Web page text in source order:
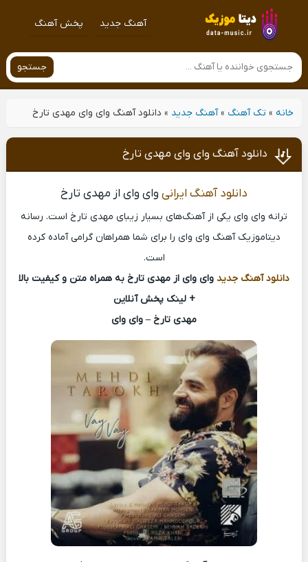
آهنگ جدید پخش آهنگ
جستجو
خانه» تک آهنگ »آهنگ جدید » دانلود آهنگ وای وای مهدی تارخ
دانلود آهنگ وای وای مهدی تارخ
دانلود آهنگ ایرانی وای وای از مهدی تارخ
ترانه وای وای یکی از آهنگ‌های بسیار زیبای مهدی تارخ است. رسانه
دیتاموزیک آهنگ وای وای را برای شما همراهان گرامی آماده کرده
است.
دانلود آهنگ جدید وای وای از مهدی تارخ به همراه متن و کیفیت بالا
+ لینک پخش آنلاین
مهدی تارخ – وای وای